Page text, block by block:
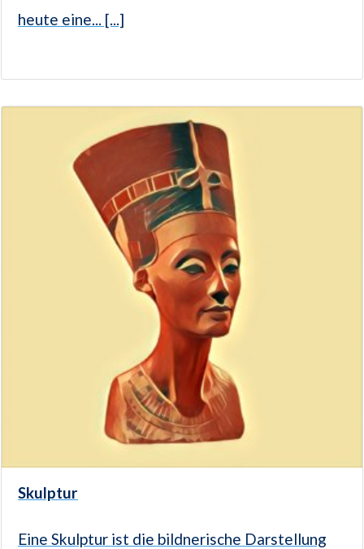
heute eine... [...]
Skulptur
Eine Skulptur ist die bildnerische Darstellung